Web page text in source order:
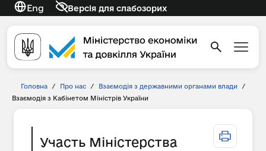
Eng Версія для слабозорих
Головна / Про нас / Взаємодія з державними органами влади
/
Взаємодія з Кабінетом Міністрів України
Участь Міністерства